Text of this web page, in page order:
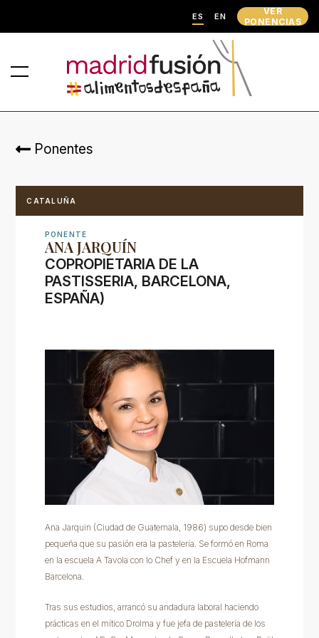
ES EN
VER
PONENCIAS
Ponentes
CATALUÑA
PONENTE
ANA JARQUÍN
COPROPIETARIA DE LA
PASTISSERIA, BARCELONA,
ESPAÑA)
Ana Jarquin (Ciudad de Guatemala, 1986) supo desde bien
pequeña que su pasión era la pastelería. Se formó en Roma
en la escuela A Tavola con lo Chef y en la Escuela Hofmann
Barcelona.
Tras sus estudios, arrancó su andadura laboral haciendo
prácticas en el mítico Drolma y fue jefa de pastelería de los